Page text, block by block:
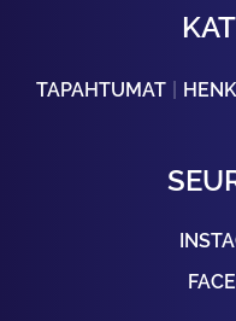
TAPAHTUMAT